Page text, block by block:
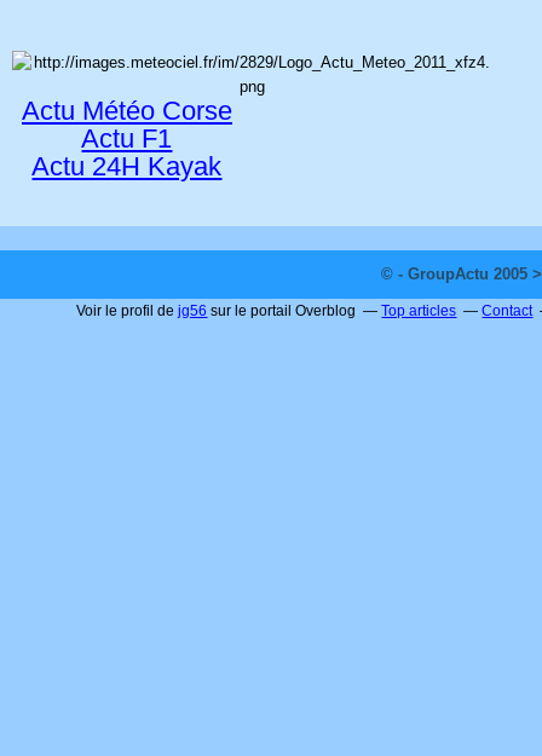
Actu Météo Corse
Actu F1
Actu 24H Kayak
© - GroupActu 2005
Voir le profil dejg56 sur le portail Overblog Top articles Contact